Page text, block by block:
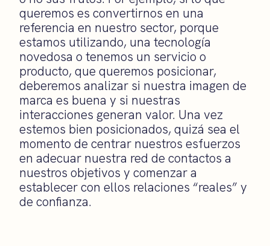
queremos es convertirnos en una
referencia en nuestro sector, porque
estamos utilizando, una tecnología
novedosa o tenemos un servicio o
producto, que queremos posicionar,
deberemos analizar si nuestra imagen de
marca es buena y si nuestras
interacciones generan valor. Una vez
estemos bien posicionados, quizá sea el
momento de centrar nuestros esfuerzos
en adecuar nuestra red de contactos a
nuestros objetivos y comenzar a
establecer con ellos relaciones “reales” y
de confianza.